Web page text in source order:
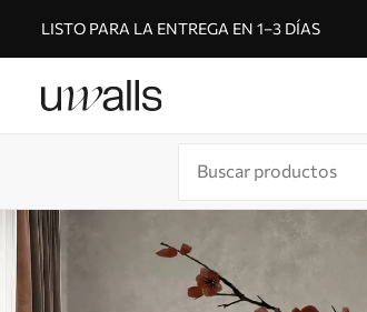
LISTO PARA LA ENTREGA EN 1–3 DÍAS